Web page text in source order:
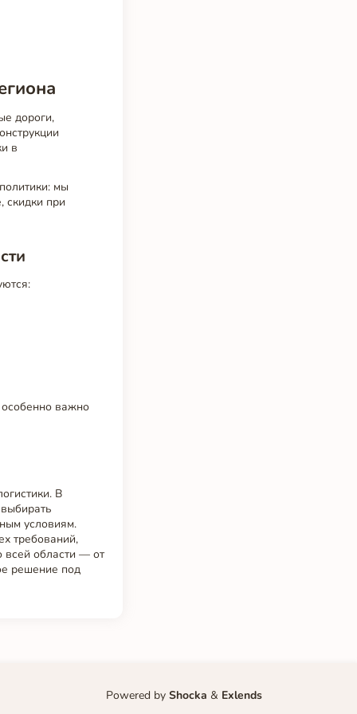
дороги,
в
мы
скидки при
важно
В
условиям.
требований,
всей области — от
решение под
Powered by Shocka & Exlends